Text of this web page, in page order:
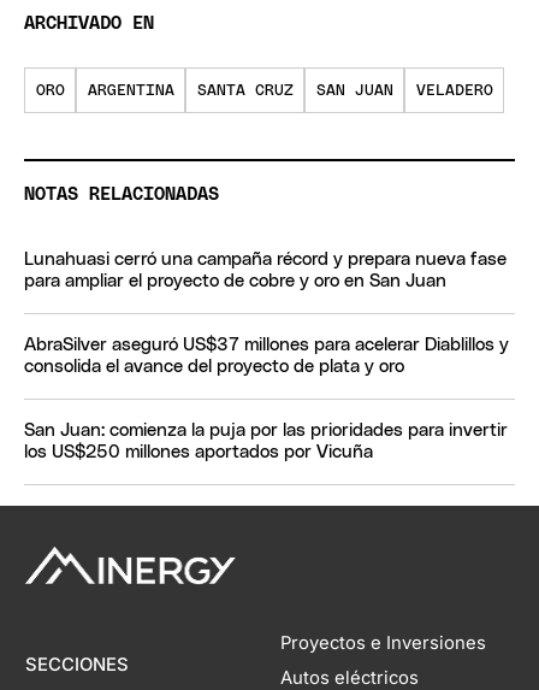
ARCHIVADO EN
ORO ARGENTINA SANTA CRUZ SAN JUAN VELADERO
NOTAS RELACIONADAS
Lunahuasi cerró una campaña récord y prepara nueva fase
para ampliar el proyecto de cobre y oro en San Juan
AbraSilver aseguró US$37 millones para acelerar Diablillos y
consolida el avance del proyecto de plata y oro
San Juan: comienza la puja por las prioridades para invertir
los US$250 millones aportados por Vicuña
SECCIONES
Proyectos e Inversiones
Autos eléctricos